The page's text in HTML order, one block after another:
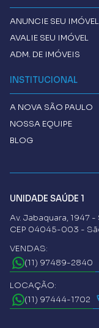
ANUNCIE SEU IMÓVEL
AVALIE SEU IMÓVEL
ADM. DE IMÓVEIS
INSTITUCIONAL
A NOVA SÃO PAULO
NOSSA EQUIPE
BLOG
UNIDADE SAÚDE 1
Av. Jabaquara, 1947 -
CEP 04045-003 -
VENDAS:
(11) 97489-2840
LOCAÇÃO:
(11) 97444-1702